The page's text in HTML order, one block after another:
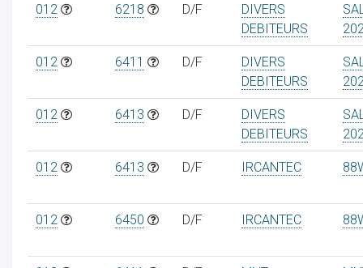
012 6218 D/F
DIVERS
DEBITEURS
012 6411 D/F
DIVERS
DEBITEURS
012 6413 D/F
DIVERS
DEBITEURS
012 6413 D/F IRCANTEC
012 6450 D/F IRCANTEC